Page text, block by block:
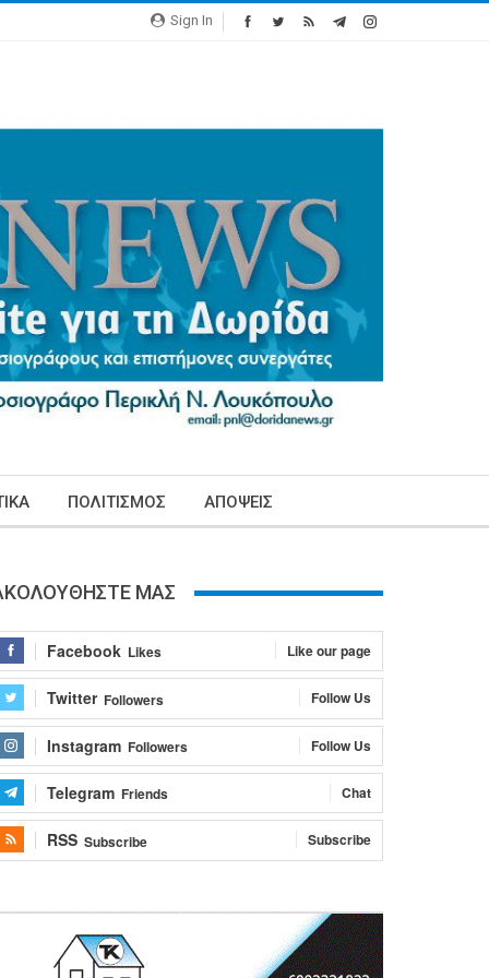
Sign In
ΠΟΛΙΤΙΣΜΟΣ ΑΠΟΨΕΙΣ
ΜΑΣ
Facebook Likes Like our page
Twitter Followers Follow Us
Instagram Followers Follow Us
Telegram Friends Chat
RSS Subscribe Subscribe